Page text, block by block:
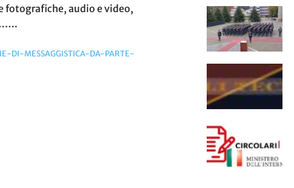
fotografiche, audio e video,
DI-MESSAGGISTICA-DA-PARTE-